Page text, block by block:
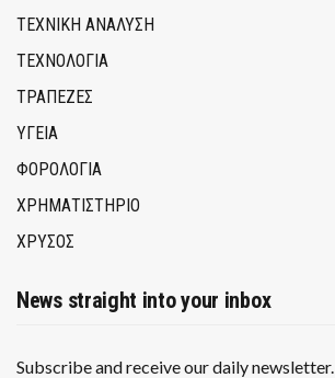
ΤΕΧΝΙΚΗ ΑΝΑΛΥΣΗ
ΤΕΧΝΟΛΟΓΙΑ
ΤΡΆΠΕΖΕΣ
ΥΓΕΙΑ
ΦΟΡΟΛΟΓΙΑ
ΧΡΗΜΑΤΙΣΤΗΡΙΟ
ΧΡΥΣΟΣ
News straight into your inbox
Subscribe and receive our daily newsletter.